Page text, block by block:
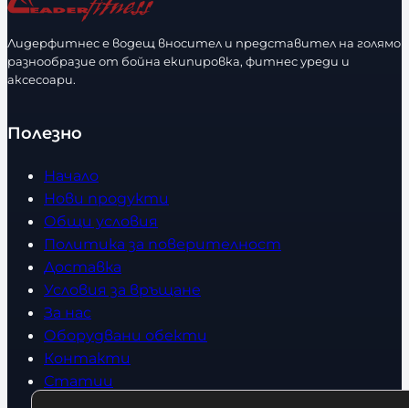
е
т
в
Лидерфитнес е водещ вносител и представител на голямо
разнообразие от бойна екипировка, фитнес уреди и
аксесоари.
Полезно
Начало
Нови продукти
Общи условия
Политика за поверителност
Доставка
Условия за връщане
За нас
Оборудвани обекти
Контакти
Статии